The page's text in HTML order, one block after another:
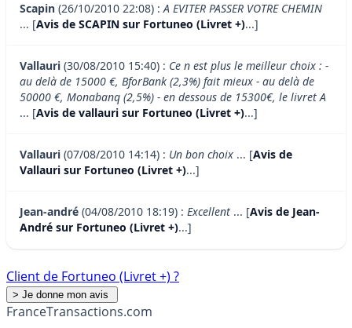
Scapin (26/10/2010 22:08) :A EVITER PASSER VOTRE CHEMIN
... [Avis de SCAPIN sur Fortuneo (Livret +)...]
Vallauri (30/08/2010 15:40) : Ce n est plus le meilleur choix : -
au delà de 15000 €, BforBank (2,3%) fait mieux - au delà de
50000 €, Monabanq (2,5%) - en dessous de 15300€, le livret A
... [Avis de vallauri sur Fortuneo (Livret +)...]
Vallauri (07/08/2010 14:14) : Un bon choix ... [Avis de
Vallauri sur Fortuneo (Livret +)...]
Jean-andré (04/08/2010 18:19) : Excellent ... [Avis de Jean-
André sur Fortuneo (Livret +)...]
Client de Fortuneo (Livret +) ?
FranceTransactions.com